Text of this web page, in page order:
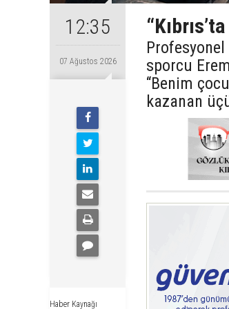
12:35
07 Ağustos 2026
Haber Kaynağı
Profesyonel
sporcu
“Benim
kazanan